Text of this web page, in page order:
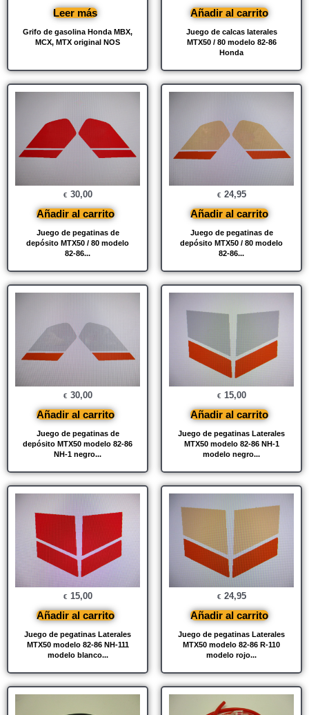
Grifo de gasolina Honda MBX,
MCX, MTX original NOS
Leer más
Juego de calcas laterales
MTX50 / 80 modelo 82-86
Honda
Añadir al carrito
Juego de pegatinas de
depósito MTX50 / 80 modelo
82-86...
€ 30,00
Añadir al carrito
Juego de pegatinas de
depósito MTX50 / 80 modelo
82-86...
€ 24,95
Añadir al carrito
Juego de pegatinas de
depósito MTX50 modelo 82-86
NH-1 negro...
€ 30,00
Añadir al carrito
Juego de pegatinas Laterales
MTX50 modelo 82-86 NH-1
modelo negro...
€ 15,00
Añadir al carrito
Juego de pegatinas Laterales
MTX50 modelo 82-86 NH-111
modelo blanco...
€ 15,00
Añadir al carrito
Juego de pegatinas Laterales
MTX50 modelo 82-86 R-110
modelo rojo...
€ 24,95
Añadir al carrito